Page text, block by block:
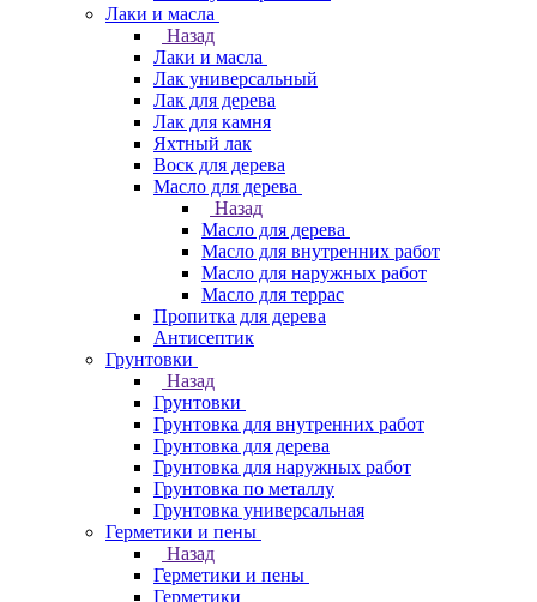
Лаки и масла
Назад
Лаки и масла
Лак универсальный
Лак для дерева
Лак для камня
Яхтный лак
Воск для дерева
Масло для дерева
Назад
Масло для дерева
Масло для внутренних работ
Масло для наружных работ
Масло для террас
Пропитка для дерева
Антисептик
Грунтовки
Назад
Грунтовки
Грунтовка для внутренних работ
Грунтовка для дерева
Грунтовка для наружных работ
Грунтовка по металлу
Грунтовка универсальная
Герметики и пены
Назад
Герметики и пены
Герметики